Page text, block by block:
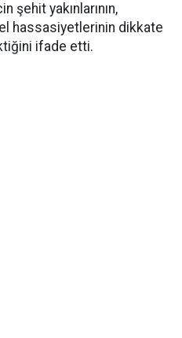
şehit yakınlarının,
hassasiyetlerinin dikkate
ifade etti.